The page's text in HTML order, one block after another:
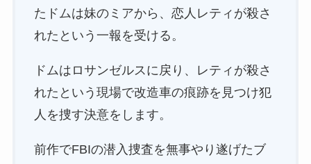
たドムは妹のミアから、恋人レティが殺さ
れたという一報を受ける。
ドムはロサンゼルスに戻り、レティが殺さ
れたという現場で改造車の痕跡を見つけ犯
人を捜す決意をします。
前作でFBIの潜入捜査を無事やり遂げたブ